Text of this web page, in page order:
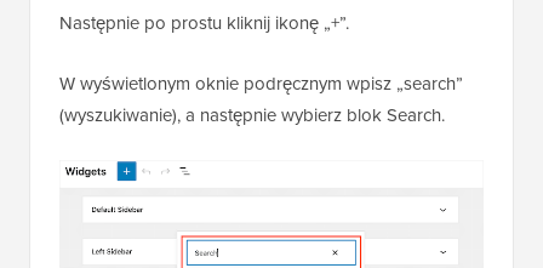
Następnie po prostu kliknij ikonę „+”.
W wyświetlonym oknie podręcznym wpisz „search”
(wyszukiwanie), a następnie wybierz blok Search.